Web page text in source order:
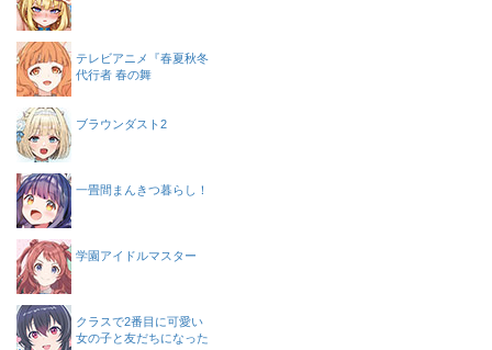
テレビアニメ『春夏秋冬
代行者 春の舞
ブラウンダスト2
一畳間まんきつ暮らし！
学園アイドルマスター
クラスで2番目に可愛い
女の子と友だちになった